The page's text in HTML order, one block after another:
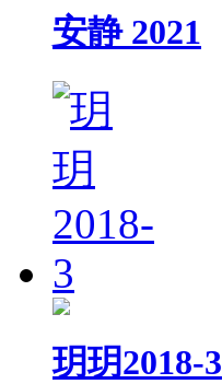
安静 2021
玥玥2018-3